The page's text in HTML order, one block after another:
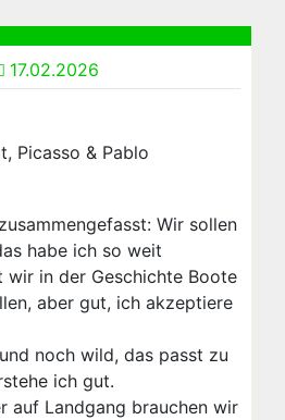
17.02.2026
Picasso & Pablo
Wir sollen
habe ich so weit
wir in der Geschichte Boote
aber gut, ich akzeptiere
noch wild, das passt zu
ich gut.
auf Landgang brauchen wir